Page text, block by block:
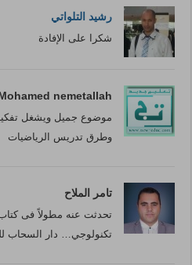
رشيد التلواتي
شكرا على الإفادة
nemetallah
موضوع جميل ويشغل
وطرق تدريس الرياضيات
تامر الملاح
تحدثت عنه مطولاً فى كتاب
تكنولوجي… دار السحاب